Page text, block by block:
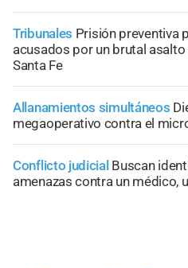
Tribunales Prisión preventiva
acusados por un brutal
Santa Fe
Allanamientos simultáneos
megaoperativo contra el
Conflicto judicial Buscan
amenazas contra un médico,